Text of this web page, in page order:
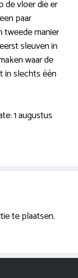
de vloer die er
paar
manier
sleuven in
waar de
in slechts één
1 augustus
te plaatsen.